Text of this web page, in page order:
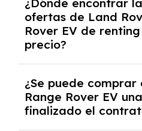
autónomos, justificante
algunos casos, un
inicial.
¿Dónde encontrar
ofertas de Land
Rover EV de
precio?
mejores ofertas de
todos los gastos
entradas.
¿Se puede comprar
Range Rover EV
finalizado el